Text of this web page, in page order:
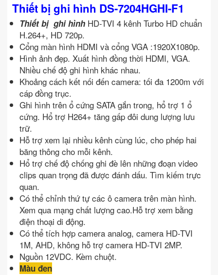
Thiết bị ghi hình DS-7204HGHI-F1
Thiết bị ghi hình HD-TVI 4 kênh Turbo HD chuẩn
H.264+, HD 720p.
Cổng màn hình HDMI và cổng VGA :1920X1080p.
Hình ảnh đẹp. Xuất hình đồng thời HDMI, VGA.
Nhiều chế độ ghi hình khác nhau.
Khoảng cách kết nối đến camera: tối đa 1200m với
cáp đồng trục.
Ghi hình trên ổ cứng SATA gắn trong, hổ trợ 1 ổ
cứng. Hổ trợ H264+ tăng gấp đôi dung lượng lưu
trữ.
Hỗ trợ xem lại nhiều kênh cùng lúc, cho phép hai
băng thông cho mỗi kênh.
Hổ trợ chế độ chống ghi đè lên những đoạn video
clips quan trọng đã được đánh dấu. Tìm kiếm trực
quan.
Có thể chỉnh thứ tự các ô camera trên màn hình.
Xem qua mạng chất lượng cao.Hỗ trợ xem bằng
điện thoại di động.
Có thể tích hợp camera analog, camera HD-TVI
1M, AHD, không hỗ trợ camera HD-TVI 2MP.
Nguồn 12VDC. Kèm chuột.
Màu đen